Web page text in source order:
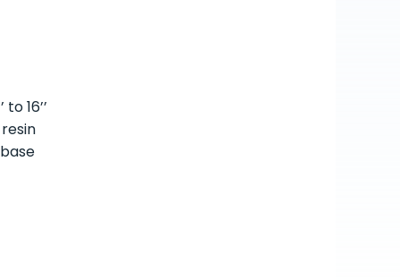
16’’